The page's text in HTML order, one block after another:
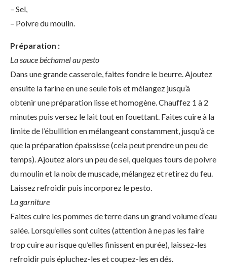
– Sel,
– Poivre du moulin.
Préparation :
La sauce béchamel au pesto
Dans une grande casserole, faites fondre le beurre. Ajoutez
ensuite la farine en une seule fois et mélangez jusqu’à
obtenir une préparation lisse et homogène. Chauffez 1 à 2
minutes puis versez le lait tout en fouettant. Faites cuire à la
limite de l’ébullition en mélangeant constamment, jusqu’à ce
que la préparation épaississe (cela peut prendre un peu de
temps). Ajoutez alors un peu de sel, quelques tours de poivre
du moulin et la noix de muscade, mélangez et retirez du feu.
Laissez refroidir puis incorporez le pesto.
La garniture
Faites cuire les pommes de terre dans un grand volume d’eau
salée. Lorsqu’elles sont cuites (attention à ne pas les faire
trop cuire au risque qu’elles finissent en purée), laissez-les
refroidir puis épluchez-les et coupez-les en dés.